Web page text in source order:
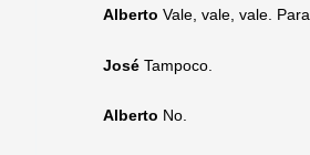
Alberto Vale, vale, vale. Para.
José Tampoco.
Alberto No.